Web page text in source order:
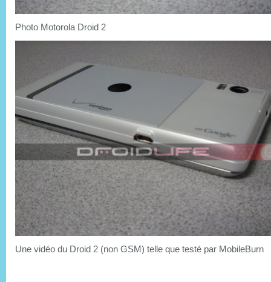
Photo Motorola Droid 2
Une vidéo du Droid 2 (non GSM) telle que testé par MobileBurn